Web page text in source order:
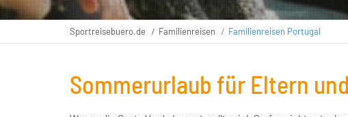
Sportreisebuero.de Familienreisen Familienreisen Portugal
Sommerurlaub für Eltern